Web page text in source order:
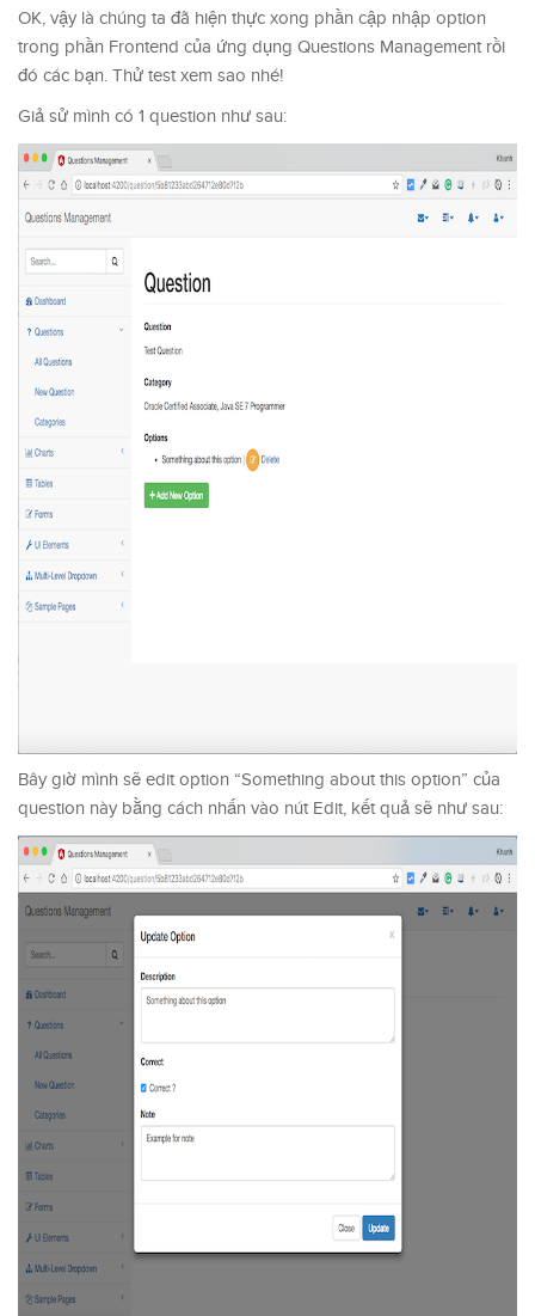
OK, vậy là chúng ta đã hiện thực xong phần cập nhập option
trong phần Frontend của ứng dụng Questions Management rồi
đó các bạn. Thử test xem sao nhé!
Giả sử mình có 1 question như sau:
Bây giờ mình sẽ edit option “Something about this option” của
question này bằng cách nhấn vào nút Edit, kết quả sẽ như sau: